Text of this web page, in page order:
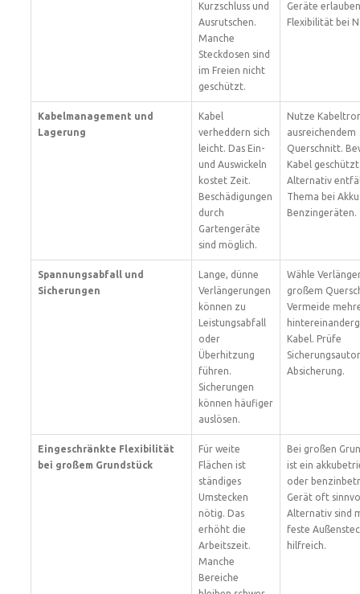
Kurzschluss und
Ausrutschen.
Manche
Steckdosen sind
im Freien nicht
geschützt.
Geräte
Flexibilität bei
Kabelmanagement und
Lagerung
Kabel
verheddern sich
leicht. Das Ein-
und Auswickeln
kostet Zeit.
Beschädigungen
durch
Gartengeräte
sind möglich.
Nutze
ausreichendem
Querschnitt.
Kabel
Alternativ
Thema bei
Benzingeräten.
Spannungsabfall und
Sicherungen
Lange, dünne
Verlängerungen
können zu
Leistungsabfall
oder
Überhitzung
führen.
Sicherungen
können häufiger
auslösen.
Wähle
großem
Vermeide
Kabel. Prüfe
Absicherung.
Eingeschränkte Flexibilität
bei großem Grundstück
Für weite
Flächen ist
ständiges
Umstecken
nötig. Das
erhöht die
Arbeitszeit.
Manche
Bereiche
Bei großen
ist ein
oder
Gerät oft
Alternativ sind
feste
hilfreich.